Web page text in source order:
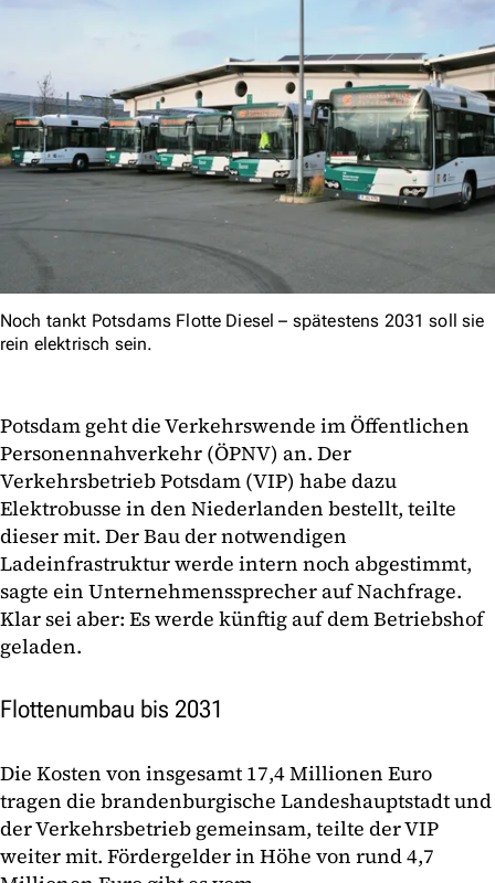
Noch tankt Potsdams Flotte Diesel – spätestens 2031 soll sie
rein elektrisch sein.
Potsdam geht die Verkehrswende im Öffentlichen
Personennahverkehr (ÖPNV) an. Der
Verkehrsbetrieb Potsdam (VIP) habe dazu
Elektrobusse in den Niederlanden bestellt, teilte
dieser mit. Der Bau der notwendigen
Ladeinfrastruktur werde intern noch abgestimmt,
sagte ein Unternehmenssprecher auf Nachfrage.
Klar sei aber: Es werde künftig auf dem Betriebshof
geladen.
Flottenumbau bis 2031
Die Kosten von insgesamt 17,4 Millionen Euro
tragen die brandenburgische Landeshauptstadt und
der Verkehrsbetrieb gemeinsam, teilte der VIP
weiter mit. Fördergelder in Höhe von rund 4,7